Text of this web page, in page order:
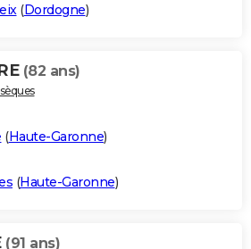
(Dordogne)
(82 ans)
(Haute-Garonne)
(Haute-Garonne)
(91 ans)